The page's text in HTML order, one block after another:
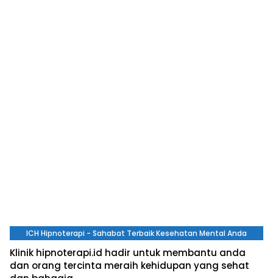
ICH Hipnoterapi - Sahabat Terbaik Kesehatan Mental Anda
Klinik hipnoterapi.id hadir untuk membantu anda
dan orang tercinta meraih kehidupan yang sehat